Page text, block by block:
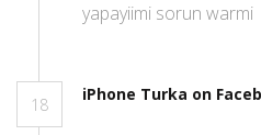
yapayiimi sorun warmi
18
iPhone Turka on